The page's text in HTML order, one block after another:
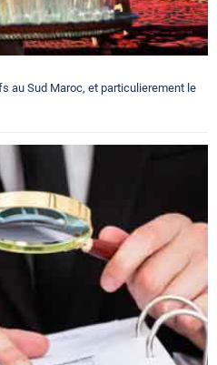
au Sud Maroc, et particulierement le